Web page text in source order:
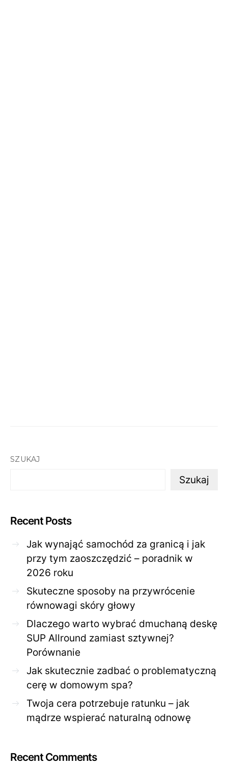
SZUKAJ
Szukaj
Recent Posts
Jak wynająć samochód za granicą i jak
przy tym zaoszczędzić – poradnik w
2026 roku
Skuteczne sposoby na przywrócenie
równowagi skóry głowy
Dlaczego warto wybrać dmuchaną deskę
SUP Allround zamiast sztywnej?
Porównanie
Jak skutecznie zadbać o problematyczną
cerę w domowym spa?
Twoja cera potrzebuje ratunku – jak
mądrze wspierać naturalną odnowę
Recent Comments